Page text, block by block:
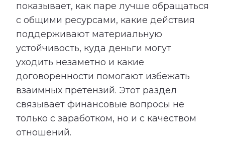
показывает, как паре лучше обращаться
с общими ресурсами, какие действия
поддерживают материальную
устойчивость, куда деньги могут
уходить незаметно и какие
договоренности помогают избежать
взаимных претензий. Этот раздел
связывает финансовые вопросы не
только с заработком, но и с качеством
отношений.